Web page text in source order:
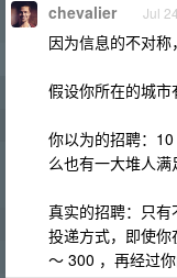
chevalier Jul
因为信息的不对称
假设你所在的城
你以为的招聘：
么也有一大堆人满
真实的招聘：只
投递方式，即使
～ 300 ，再经过